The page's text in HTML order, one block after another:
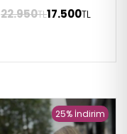
22.950TL17.500TL
25% İndirim